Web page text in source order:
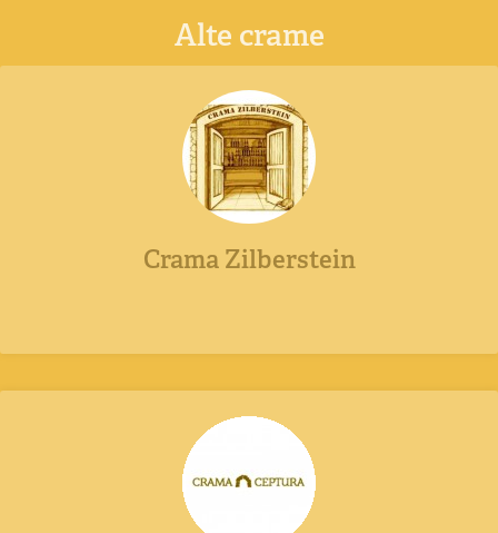
Alte crame
Crama Zilberstein